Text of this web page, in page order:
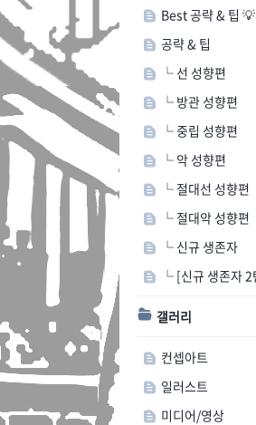
Best 공략 & 팁 💡
공략 & 팁
└ 선 성향편
└ 방관 성향편
└ 중립 성향편
└ 악 성향편
└ 절대선 성향편
└ 절대악 성향편
└ 신규 생존자
└ [신규 생존자 2
갤러리
컨셉아트
일러스트
미디어/영상